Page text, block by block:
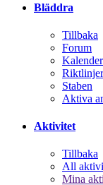
Bläddra
Tillbaka
Forum
Kalender
Riktlinjer
Staben
Aktiva
Aktivitet
Tillbaka
All
Mina